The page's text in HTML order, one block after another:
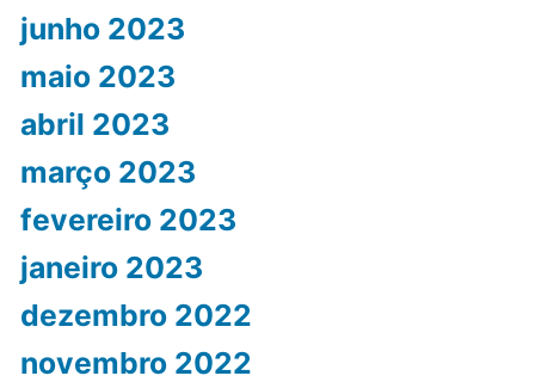
junho 2023
maio 2023
abril 2023
março 2023
fevereiro 2023
janeiro 2023
dezembro 2022
novembro 2022